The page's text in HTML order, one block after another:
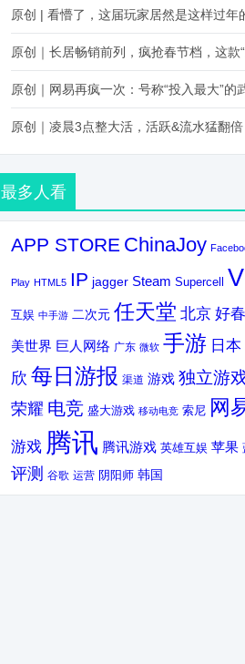
原创 | 看懵了，这届玩家居然是这样过年
最多人看
APP STORE ChinaJoy
Play HTML5 IP jagger Steam Supercell
互娱 中手游 二次元 任天堂 北京 好
美世界 巨人网络 广东 微软 手游 日本
欣 每日游报 渠道 游戏 独立游
荣耀 电竞 盛大游戏 移动电竞 索尼 网
游戏 腾讯 腾讯游戏 英雄互娱 苹果
评测 谷歌 运营 阴阳师 韩国